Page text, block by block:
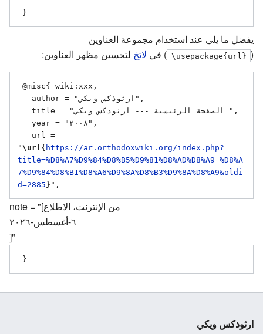
يفضل ما يلي عند استخدام مجموعة العناوين
(
\usepackage{url} ) في لاتخ لتحسين مظهر العناوين:
" \url{ https://ar.orthodoxwiki.org/index.php?
title=%D8%A7%D9%84%D8%B5%D9%81%D8%AD%D8%A9_%D8%A
7%D9%84%D8%B1%D8%A6%D9%8A%D8%B3%D9%8A%D8%A9&oldi
d=2885 }
note = "[من الإنترنت، الاطلاع
٦-أغسطس-٢٠٢٦
]"
ارثوذكس ويكي